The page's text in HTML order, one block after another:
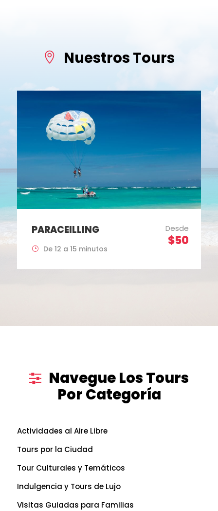
Nuestros Tours
PARACEILLING Desde
$50
De 12 a 15 minutos
Navegue Los Tours
Por Categoría
Actividades al Aire Libre
Tours por la Ciudad
Tour Culturales y Temáticos
Indulgencia y Tours de Lujo
Visitas Guiadas para Familias